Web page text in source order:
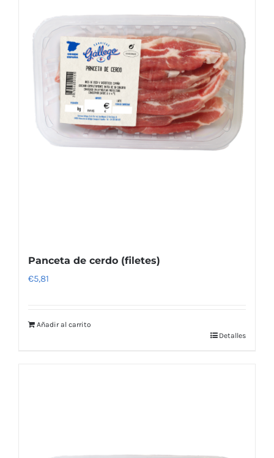
Panceta de cerdo (filetes)
€5,81
Añadir al carrito
Detalles